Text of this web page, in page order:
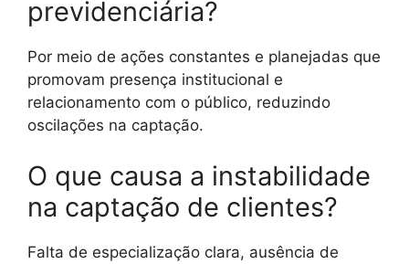
previdenciária?
Por meio de ações constantes e planejadas que
promovam presença institucional e
relacionamento com o público, reduzindo
oscilações na captação.
O que causa a instabilidade
na captação de clientes?
Falta de especialização clara, ausência de